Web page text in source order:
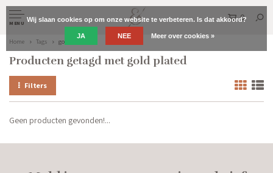
MENU
0
Home Tags gold plated
Producten getagd met gold plated
Filters
Geen producten gevonden!...
Wij slaan cookies op om onze website te verbeteren. Is dat akkoord?
JA NEE Meer over cookies »